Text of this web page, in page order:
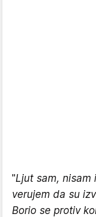
"Ljut sam, nisam
verujem da su
Borio se protiv